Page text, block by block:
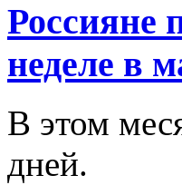
Россияне
неделе в
В этом
дней.